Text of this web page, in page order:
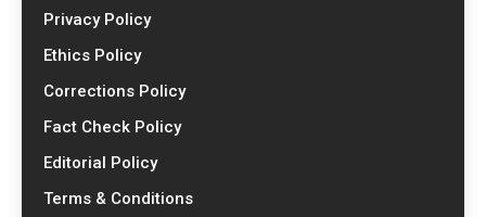
Privacy Policy
Ethics Policy
Corrections Policy
Fact Check Policy
Editorial Policy
Terms & Conditions